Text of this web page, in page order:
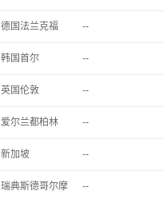
德国法兰克福 --
韩国首尔 --
英国伦敦 --
爱尔兰都柏林 --
新加坡 --
瑞典斯德哥尔摩 --